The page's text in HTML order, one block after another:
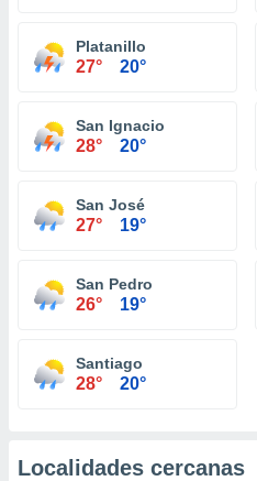
Platanillo
27° 20°
San Ignacio
28° 20°
San José
27° 19°
San Pedro
26° 19°
Santiago
28° 20°
Localidades cercanas